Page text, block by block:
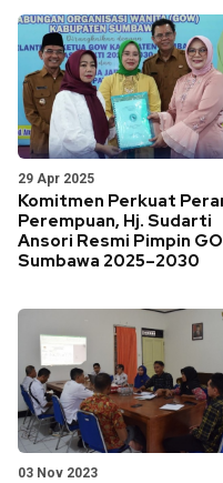
29 Apr 2025
Komitmen Perkuat
Perempuan, Hj. Sudarti
Ansori Resmi Pimpin
Sumbawa 2025–2030
03 Nov 2023